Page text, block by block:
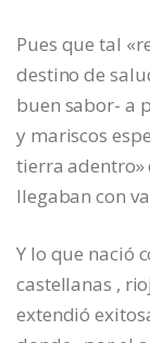
Pues que tal
destino de
buen sabor- a
y mariscos
tierra adentro»
llegaban con
Y lo que nació
castellanas ,
extendió